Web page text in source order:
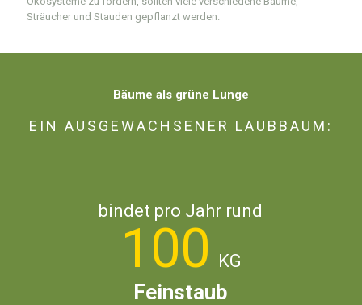
Sträucher und Stauden gepflanzt werden.
Bäume als grüne Lunge
EIN AUSGEWACHSENER LAUBBAUM:
bindet pro Jahr rund
100 KG
Feinstaub